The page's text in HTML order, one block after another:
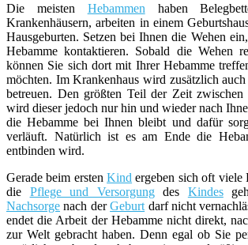
Die meisten Hebammen haben
Krankenhäusern, arbeiten in einem
Hausgeburten. Setzen bei Ihnen die Wehen
Hebamme kontaktieren. Sobald die Wehen
können Sie sich dort mit Ihrer Hebamme
möchten. Im Krankenhaus wird zusätzlich
betreuen. Den größten Teil der Zeit zwischen
wird dieser jedoch nur hin und wieder nach
die Hebamme bei Ihnen bleibt und dafür
verläuft. Natürlich ist es am Ende die
entbinden wird.
Gerade beim erstenKind ergeben sich oft viele
die Pflege und Versorgungdes Kindes
Nachsorge nach derGeburt darf nicht
endet die Arbeit der Hebamme nicht direkt,
zur Welt gebracht haben. Denn egal ob Sie